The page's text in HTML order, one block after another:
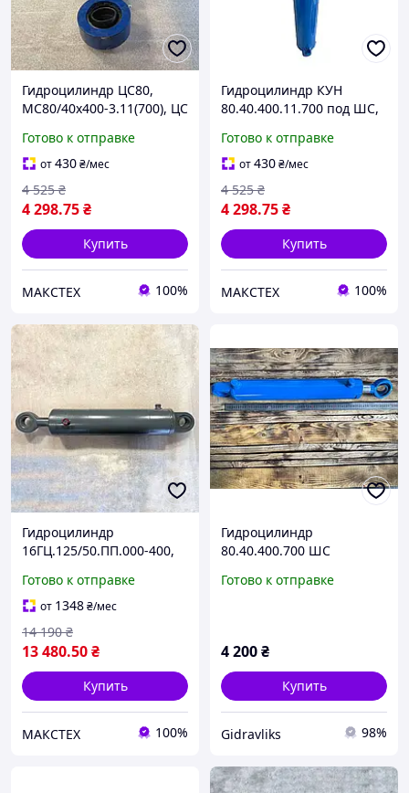
Гидроцилиндр ЦС80,
МС80/40х400-3.11(700), ЦС
Готово к отправке
от430₴/мес
4 298.75₴
4 525 ₴
Купить
МАКСТЕХ 100%
Гидроцилиндр КУН
80.40.400.11.700 под ШС,
ПСБ-800, КУН-10
Готово к отправке
от430₴/мес
4 298.75₴
4 525 ₴
Купить
МАКСТЕХ 100%
Гидроцилиндр
16ГЦ.125/50.ПП.000-400,
Задняя навеска Трактор
К-700, 700А.34.29
Готово к отправке
от 1348₴/мес
13 480.50₴
14 190 ₴
Купить
МАКСТЕХ 100%
Гидроцилиндр
80.40.400.700 ШС
UBG)
Готово к отправке
4 200₴
Купить
Gidravliks 98%